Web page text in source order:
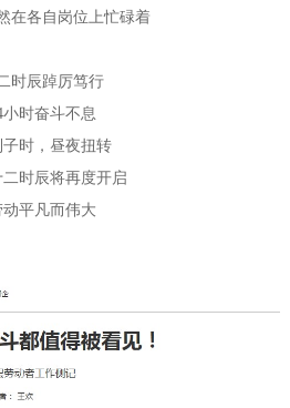
在各自岗位上忙碌着
时辰踔厉笃行
小时奋斗不息
子时，昼夜扭转
二时辰将再度开启
动平凡而伟大